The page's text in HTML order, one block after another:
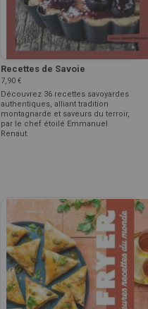
Recettes de Savoie
7,90 €
Découvrez 36 recettes savoyardes
authentiques, alliant tradition
montagnarde et saveurs du terroir,
par le chef étoilé Emmanuel
Renaut.